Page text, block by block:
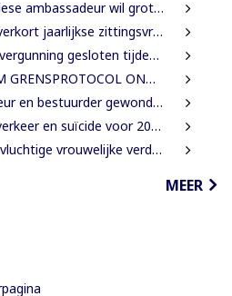
wil grotere rol voor Canada in Suriname
zittingsvrije periode naar één maand
tijdens derde dag integrale controles
ONWAARSCHIJNLIJK
gewond nadat auto over de kop slaat
voor 2026 is veel te veel’, zegt Lau
verdachte in mensenhandel uit aan Suriname
MEER